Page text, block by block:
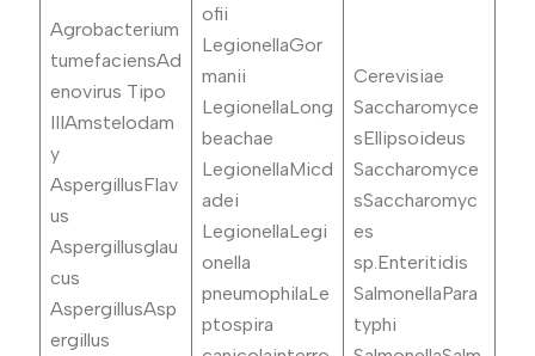
Agrobacterium
tumefaciensAd
enovirus Tipo
IIIAmstelodam
y
AspergillusFlav
us
Aspergillusglau
cus
AspergillusAsp
ergillus
ofii
LegionellaGor
manii
LegionellaLong
beachae
LegionellaMicd
adei
LegionellaLegi
onella
pneumophilaLe
ptospira
Cerevisiae
Saccharomyce
sEllipsoideus
Saccharomyce
sSaccharomyc
es
sp.Enteritidis
SalmonellaPara
typhi